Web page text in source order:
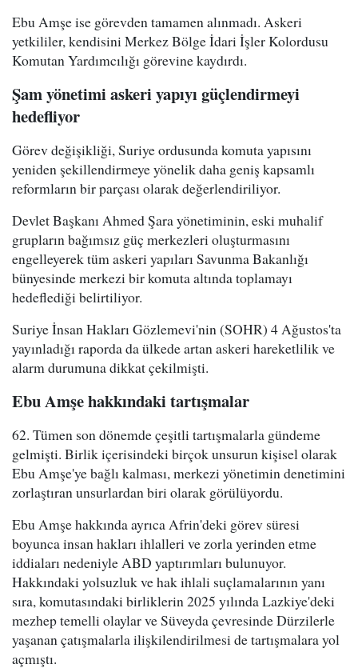
Ebu Amşe ise görevden tamamen alınmadı. Askeri
yetkililer, kendisini Merkez Bölge İdari İşler Kolordusu
Komutan Yardımcılığı görevine kaydırdı.
Şam yönetimi askeri yapıyı güçlendirmeyi
hedefliyor
Görev değişikliği, Suriye ordusunda komuta yapısını
yeniden şekillendirmeye yönelik daha geniş kapsamlı
reformların bir parçası olarak değerlendiriliyor.
Devlet Başkanı Ahmed Şara yönetiminin, eski muhalif
grupların bağımsız güç merkezleri oluşturmasını
engelleyerek tüm askeri yapıları Savunma Bakanlığı
bünyesinde merkezi bir komuta altında toplamayı
hedeflediği belirtiliyor.
Suriye İnsan Hakları Gözlemevi'nin (SOHR) 4 Ağustos'ta
yayınladığı raporda da ülkede artan askeri hareketlilik ve
alarm durumuna dikkat çekilmişti.
Ebu Amşe hakkındaki tartışmalar
62. Tümen son dönemde çeşitli tartışmalarla gündeme
gelmişti. Birlik içerisindeki birçok unsurun kişisel olarak
Ebu Amşe'ye bağlı kalması, merkezi yönetimin denetimini
zorlaştıran unsurlardan biri olarak görülüyordu.
Ebu Amşe hakkında ayrıca Afrin'deki görev süresi
boyunca insan hakları ihlalleri ve zorla yerinden etme
iddiaları nedeniyle ABD yaptırımları bulunuyor.
Hakkındaki yolsuzluk ve hak ihlali suçlamalarının yanı
sıra, komutasındaki birliklerin 2025 yılında Lazkiye'deki
mezhep temelli olaylar ve Süveyda çevresinde Dürzilerle
yaşanan çatışmalarla ilişkilendirilmesi de tartışmalara yol
açmıştı.